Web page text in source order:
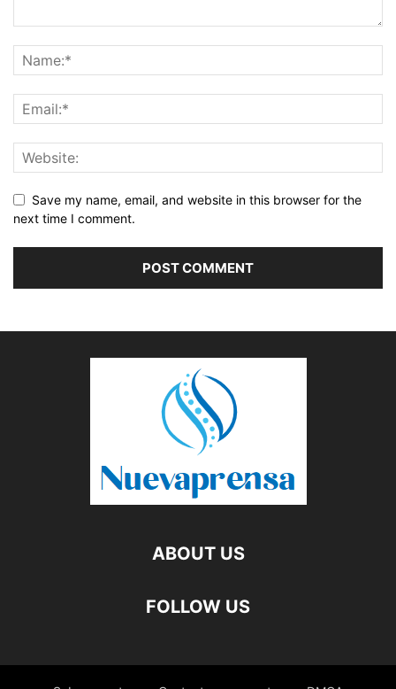
Save my name, email, and website in this browser for the
next time I comment.
ABOUT US
FOLLOW US